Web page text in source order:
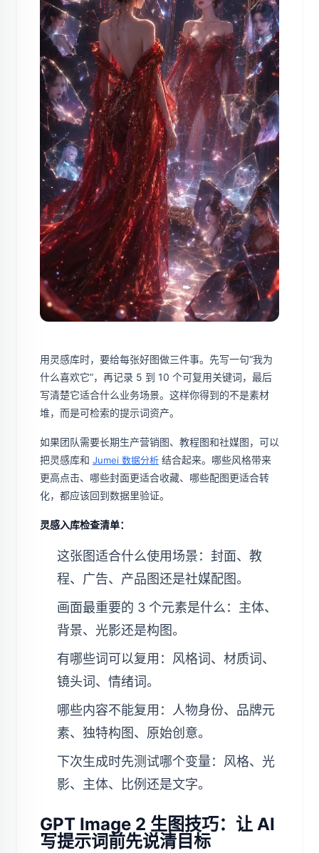
用灵感库时，要给每张好图做三件事。先写一句“我为
什么喜欢它”，再记录 5 到 10 个可复用关键词，最后
写清楚它适合什么业务场景。这样你得到的不是素材
堆，而是可检索的提示词资产。
如果团队需要长期生产营销图、教程图和社媒图，可以
把灵感库和 Jumei 数据分析 结合起来。哪些风格带来
更高点击、哪些封面更适合收藏、哪些配图更适合转
化，都应该回到数据里验证。
灵感入库检查清单：
这张图适合什么使用场景：封面、教
程、广告、产品图还是社媒配图。
画面最重要的 3 个元素是什么：主体、
背景、光影还是构图。
有哪些词可以复用：风格词、材质词、
镜头词、情绪词。
哪些内容不能复用：人物身份、品牌元
素、独特构图、原始创意。
下次生成时先测试哪个变量：风格、光
影、主体、比例还是文字。
GPT Image 2 生图技巧：让 AI
写提示词前先说清目标